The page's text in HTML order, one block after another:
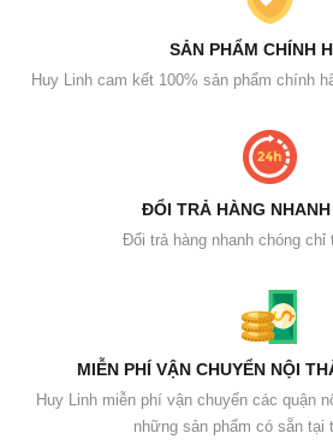
SẢN PHẨM CHÍNH
Huy Linh cam kết 100% sản phẩm chính
ĐỔI TRẢ HÀNG NHANH
Đổi trả hàng nhanh chóng chỉ
MIỄN PHÍ VẬN CHUYỂN NỘI
Huy Linh miễn phí vận chuyển các quận
những sản phẩm có sẵn tại